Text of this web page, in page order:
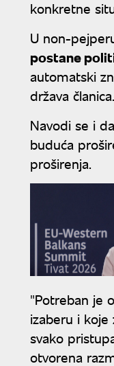
konkretne
U non-
postane
automatski
država članica.
Navodi se i
buduća
proširenja.
"Potreban je
izaberu i
svako
otvorena